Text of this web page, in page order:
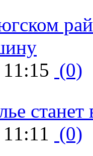
(0)
(0)